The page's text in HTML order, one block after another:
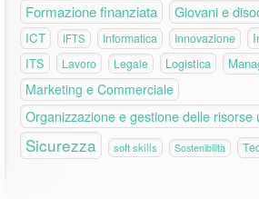
Formazione finanziata Giovani e
ICT IFTS Informatica Innovazione
ITS
Lavoro Legale Logistica
Marketing e Commerciale
Organizzazione e gestione delle risorse
Sicurezza soft skills Sostenibilità